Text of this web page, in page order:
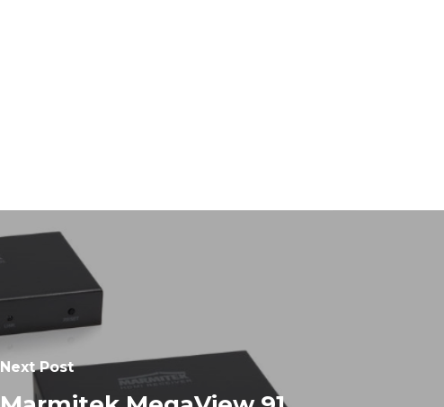
Next Post